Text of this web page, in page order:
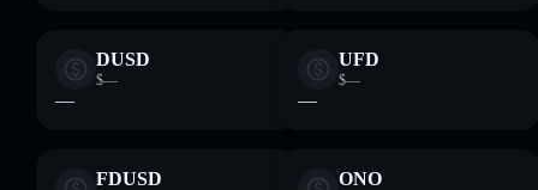
DUSD
$—
—
UFD
$—
—
FDUSD ONO